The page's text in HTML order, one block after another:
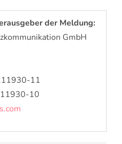
der Meldung:
GmbH
11
10